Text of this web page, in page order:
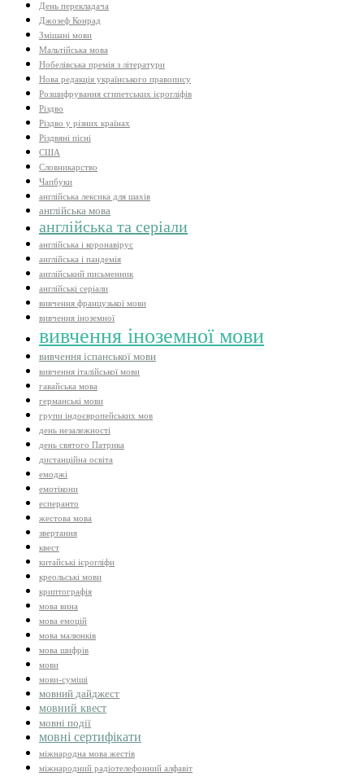
День перекладача
Джозеф Конрад
Змішані мови
Мальтійська мова
Нобелівська премія з літератури
Нова редакція українського правопису
Розшифрування єгипетських ієрогліфів
Різдво
Різдво у різних країнах
Різдвяні пісні
США
Словникарство
Чапбуки
англійська лексика для шахів
англійська мова
англійська та серіали
англійська і коронавірус
англійська і пандемія
англійський письменник
англійські серіали
вивчення французької мови
вивчення іноземної
вивчення іноземної мови
вивчення іспанської мови
вивчення італійської мови
гавайська мова
германські мови
групи індоєвропейських мов
день незалежності
день святого Патрика
дистанційна освіта
емоджі
емотікони
есперанто
жестова мова
звертання
квест
китайські ієрогліфи
креольські мови
криптографія
мова вина
мова емоцій
мова малюнків
мова шифрів
мови
мови-суміші
мовний дайджест
мовний квест
мовні події
мовні сертифікати
міжнародна мова жестів
міжнародний радіотелефонний алфавіт